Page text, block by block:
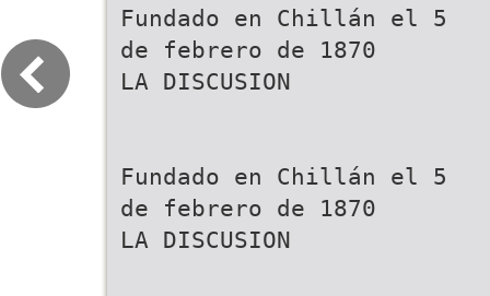
Fundado en Chillán el 5 de febrero de 1870 LA DISCUSION Fundado en Chillán el 5 de febrero de 1870 LA DISCUSION Lunes 3 de mayo de 2021, Año 151, Nº 49.935. www.ladiscusion.cl El Diario de la Región de Ñuble Lunes 17 de febrero de 2020, Año 150, Nº 49.500. www.ladiscusion.cl El Diario de la Región de Ñuble 10 Tres comunas Los aciertos y errores Recogerán ideas Buscan reducir lista Expertos de la de Punilla entre UdeC anticipan de los partidos de ciudadanas en de espera regional baja de las cuatro con cara a la propaganda Ñuble para futura para los subsidios contagios para más casos Millones de AFiliAdos diarios de para el plebiscito ley de patrimonio de mejoramiento esta semana están en condiciones de solicitar el tercer Covid-19 en la constitucional cultural de la vivienda retiro desde sus fondos de pensiones, CULTURA › 12 POLÍTICA ›8 proceso que se inicia hoy. AFP tendrán 15 region CIUDAD › 5 CoronAvirus › 4-5 días para el pago, en una sola cuota. Familiares de víctimas PAís › 9 piden aumentar penas Chillaneja que perdió un ojo en medio del para los condenados estallido social deberá devolver prótesis por la “Ley Emilia” CiudAd › 6 Viñateros prevén alza Candidato a Argumentan que no se del precio de la uva t e r g u s o A n n e n a e u q m ha logrado el objetivo de gobernador regional h a l o g r a d o e l o b j e t i v o d e debido a menor oferta o castigar con al menos un año o t a sufre destrucción del c a s c i g a r c n i n t a l m e n o s e u n e ñ a por megasequía e o e c r m c d l p d de cárcel ni tampoco el de la a l l á o 95% de su propaganda p r e v e n c i ó n d e l a c o n d u c c i ó n ECONOMÍA › 9 prevención de la conducción irresponsable. Dado que la ley PolítiCA › 7 i r r e s p o n s a b l e . D a d o q u e l a l e y h a s i d o i m p u g n a d a c o n é x i t o ha sido impugnada con éxito en el Tribunal Constitucional, e n e l T r i b u n a l C o n s t i t u c i o n a l , 5 a s s e b o d ñ s u a n a t p a l r e e i 3 Mathías Pinto se se plant